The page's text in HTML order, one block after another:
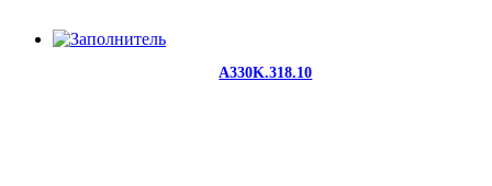
A330K.318.10